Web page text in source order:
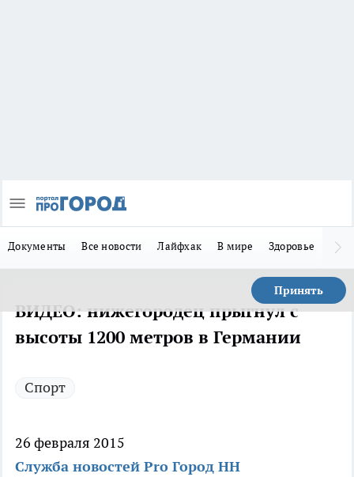
Документы Все новости Лайфхак В мире Здоровье
Принять
ВИДЕО: нижегородец прыгнул с
высоты 1200 метров в Германии
Спорт
26 февраля 2015
Служба новостей Pro Город НН